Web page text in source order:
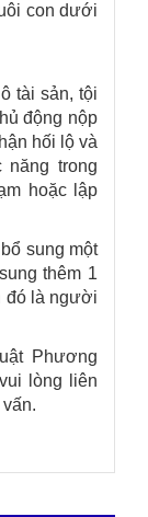
con dưới
tài sản, tội
động nộp
hối lộ và
trong
hoặc lập
sung một
thêm 1
đó là người
Phương
lòng liên